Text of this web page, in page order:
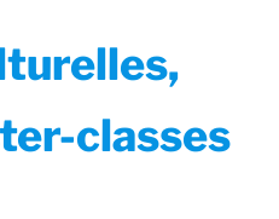
classes